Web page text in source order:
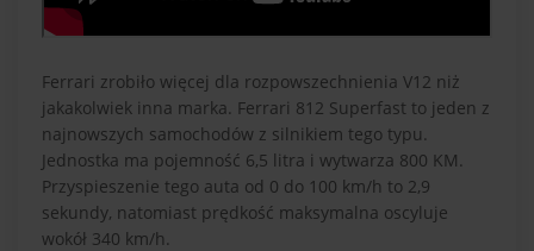
Ferrari zrobiło więcej dla rozpowszechnienia V12 niż
jakakolwiek inna marka. Ferrari 812 Superfast to jeden z
najnowszych samochodów z silnikiem tego typu.
Jednostka ma pojemność 6,5 litra i wytwarza 800 KM.
Przyspieszenie tego auta od 0 do 100 km/h to 2,9
sekundy, natomiast prędkość maksymalna oscyluje
wokół 340 km/h.